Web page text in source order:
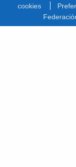
cookies